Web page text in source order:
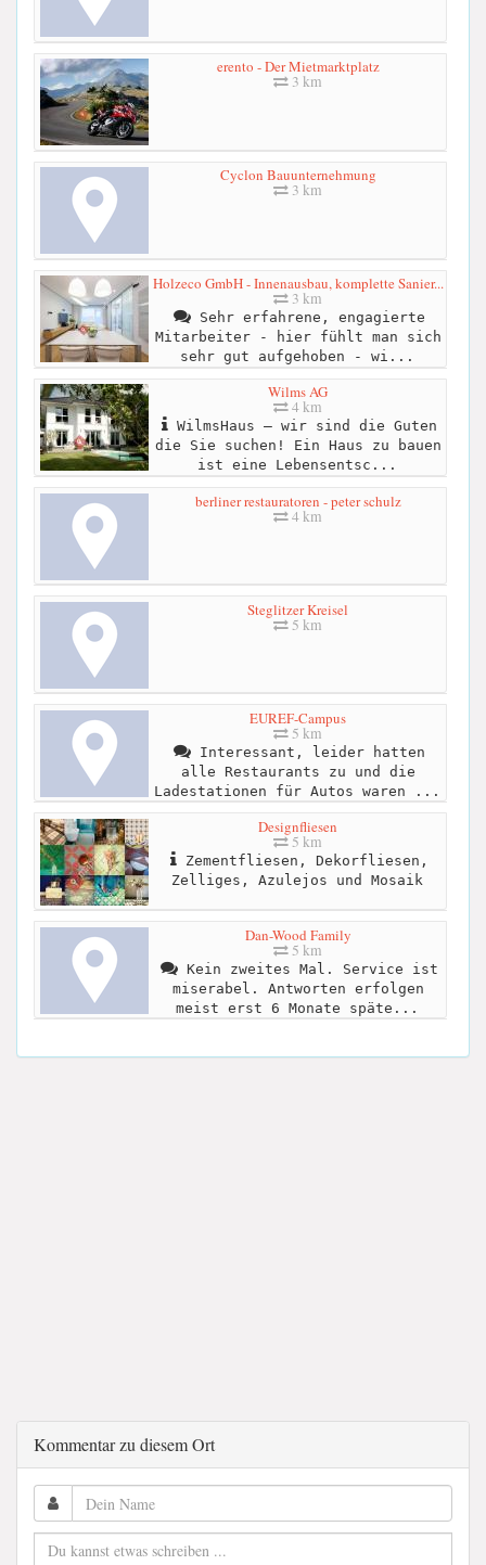
erento - Der Mietmarktplatz
3 km
Cyclon Bauunternehmung
3 km
Holzeco GmbH - Innenausbau, komplette Sanier...
3 km
Sehr erfahrene, engagierte
Mitarbeiter - hier fühlt man sich
sehr gut aufgehoben - wi...
Wilms AG
4 km
WilmsHaus – wir sind die Guten
die Sie suchen! Ein Haus zu bauen
ist eine Lebensentsc...
berliner restauratoren - peter schulz
4 km
Steglitzer Kreisel
5 km
EUREF-Campus
5 km
Interessant, leider hatten
alle Restaurants zu und die
Ladestationen für Autos waren ...
Designfliesen
5 km
Zementfliesen, Dekorfliesen,
Zelliges, Azulejos und Mosaik
Dan-Wood Family
5 km
Kein zweites Mal. Service ist
miserabel. Antworten erfolgen
meist erst 6 Monate späte...
Kommentar zu diesem Ort